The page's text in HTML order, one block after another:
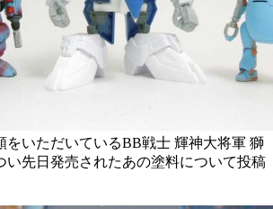
をいただいているBB戦士 輝神大将軍 獅
い先日発売されたあの塗料について投稿